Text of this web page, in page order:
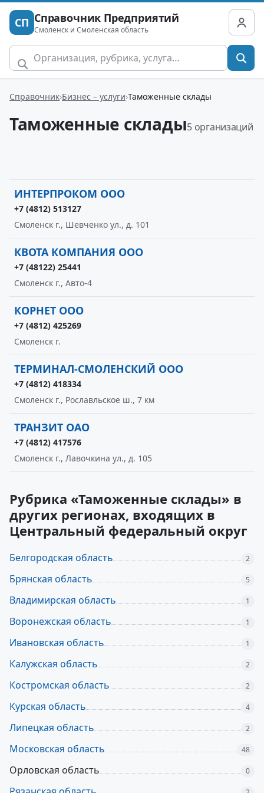
СП Справочник Предприятий
Смоленск и Смоленская область
Справочник Бизнес – услуги Таможенные склады
Таможенные склады5 организаций
ИНТЕРПРОКОМ ООО
+7 (4812) 513127
Смоленск г., Шевченко ул., д. 101
КВОТА КОМПАНИЯ ООО
+7 (48122) 25441
Смоленск г., Авто-4
КОРНЕТ ООО
+7 (4812) 425269
Смоленск г.
ТЕРМИНАЛ-СМОЛЕНСКИЙ ООО
+7 (4812) 418334
Смоленск г., Рославльское ш., 7 км
ТРАНЗИТ ОАО
+7 (4812) 417576
Смоленск г., Лавочкина ул., д. 105
Рубрика «Таможенные склады» в
других регионах, входящих в
Центральный федеральный округ
Белгородская область 2
Брянская область 5
Владимирская область 1
Воронежская область 1
Ивановская область 1
Калужская область 2
Костромская область 2
Курская область 4
Липецкая область 2
Московская область 48
Орловская область 0